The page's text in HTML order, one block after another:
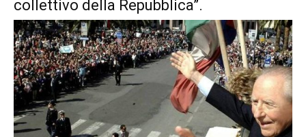
collettivo della Repubblica”.